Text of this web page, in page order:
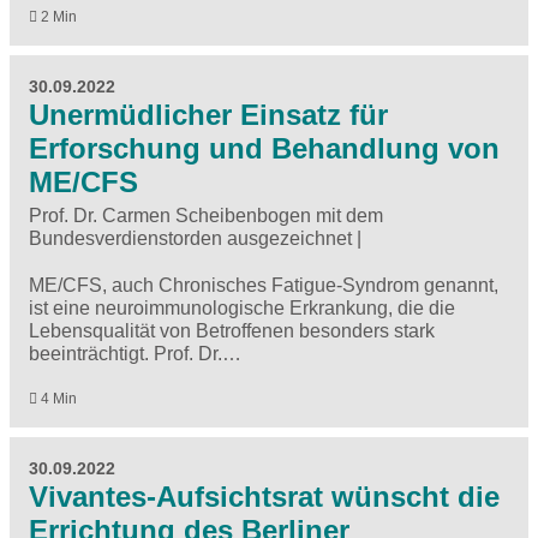
2 Min
30.09.2022
Unermüdlicher Einsatz für
Erforschung und Behandlung von
ME/CFS
Prof. Dr. Carmen Scheibenbogen mit dem
Bundesverdienstorden ausgezeichnet |
ME/CFS, auch Chronisches Fatigue-Syndrom genannt,
ist eine neuroimmunologische Erkrankung, die die
Lebensqualität von Betroffenen besonders stark
beeinträchtigt. Prof. Dr.…
4 Min
30.09.2022
Vivantes-Aufsichtsrat wünscht die
Errichtung des Berliner